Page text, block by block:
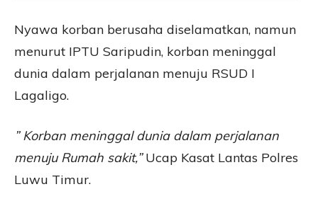
Nyawa korban berusaha diselamatkan, namun
menurut IPTU Saripudin, korban meninggal
dunia dalam perjalanan menuju RSUD I
Lagaligo.
” Korban meninggal dunia dalam perjalanan
menuju Rumah sakit,”Ucap Kasat Lantas Polres
Luwu Timur.